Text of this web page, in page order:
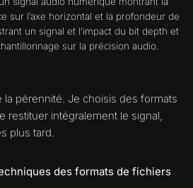
sur l’axe horizontal et la profondeur de
un signal et l’impact du bit depth et
sur la précision audio.
la pérennité. Je choisis des formats
restituer intégralement le signal,
plus tard.
des formats de fichiers